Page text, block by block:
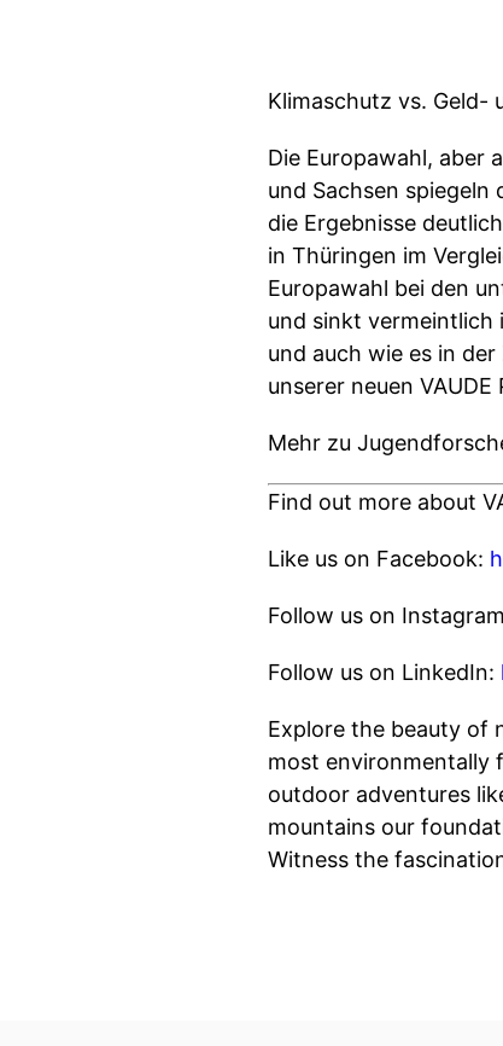
Klimaschutz vs. Geld-
Die Europawahl, aber
und Sachsen spiegeln
die Ergebnisse
in Thüringen im
Europawahl bei den
und sinkt vermeintlich
und auch wie es in
unserer neuen
Mehr zu
Find out more about
Like us on Facebook:
Follow us on
Follow us on LinkedIn:
Explore the beauty of
most environmentally
outdoor adventures
mountains our
Witness the